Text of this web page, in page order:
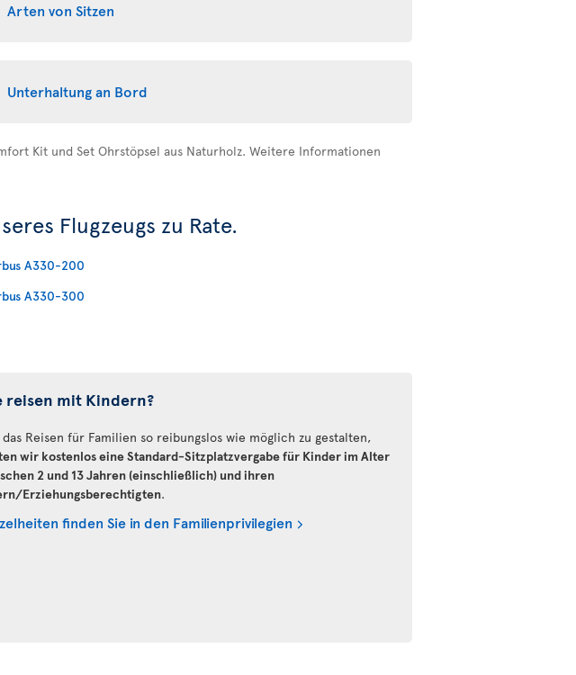
Arten von Sitzen
Unterhaltung an Bord
Kit und Set Ohrstöpsel aus Naturholz. Weitere Informationen
Flugzeugs zu Rate.
A330-200
A330-300
reisen mit Kindern?
das Reisen für Familien so reibungslos wie möglich zu gestalten,
wir kostenlos eine Standard-Sitzplatzvergabe für Kinder im Alter
2 und 13 Jahren (einschließlich) und ihren
Erziehungsberechtigten.
finden Sie in den Familienprivilegien